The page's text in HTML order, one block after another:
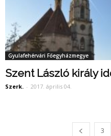
Gyulafehérvári Főegyházmegye
Szent László király
Szerk. - 2017. április 04.
3